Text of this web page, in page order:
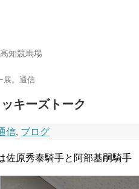
知競馬場
展。通信
キーズトーク
信, ブログ
佐原秀泰騎手と阿部基嗣騎手